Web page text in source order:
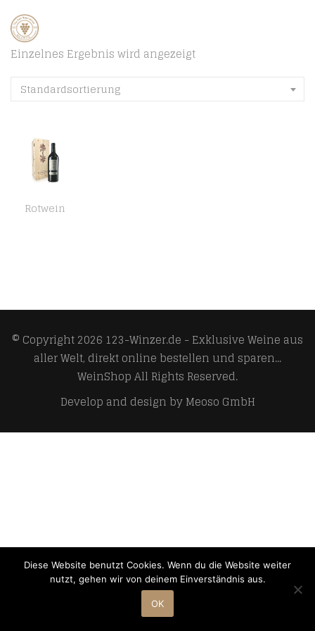
Einzelnes Ergebnis wird angezeigt
Standardsortierung
Rotwein
© Copyright 2026 123-Winzer.de - Exklusive Weine aus
aller Welt, direkt online bestellen und sparen...
WeinShopAll Rights Reserved.
Develop and design byMeoso GmbH
Diese Website benutzt Cookies. Wenn du die Website weiter
nutzt, gehen wir von deinem Einverständnis aus.
OK